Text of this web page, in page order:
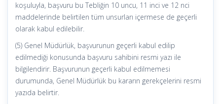
koşuluyla, başvuru bu Tebliğin 10 uncu, 11 inci ve 12 nci
maddelerinde belirtilen tüm unsurları içermese de geçerli
olarak kabul edilebilir.
(5) Genel Müdürlük, başvurunun geçerli kabul edilip
edilmediği konusunda başvuru sahibini resmi yazı ile
bilgilendirir. Başvurunun geçerli kabul edilmemesi
durumunda, Genel Müdürlük bu kararın gerekçelerini resmi
yazıda belirtir.